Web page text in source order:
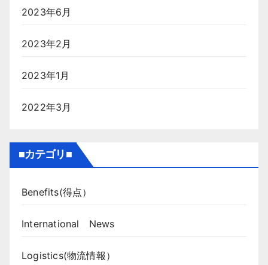
2023年6月
2023年2月
2023年1月
2022年3月
■カテゴリ■
Benefits(得点）
International News
Logistics(物流情報）